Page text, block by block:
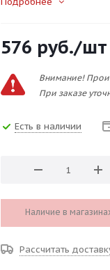
576 руб./шт
Внимание!
При заказе
Есть в наличии
Наличие в
Рассчитать